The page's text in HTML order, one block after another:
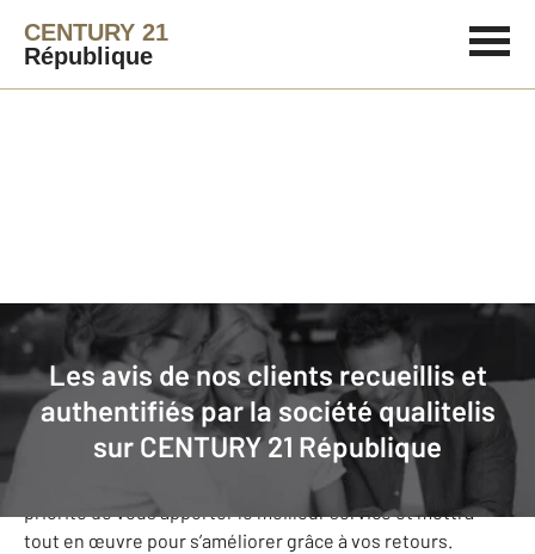
CENTURY 21
République
Les avis de nos clients recueillis et
authentifiés par la société qualitelis
sur CENTURY 21 République
Agence immobilière Avis de nos clients
CENTURY 21 République: nos clients
donnent leurs avis
Notre agence CENTURY 21 République s’est fixée comme
priorité de vous apporter le meilleur service et mettra
tout en œuvre pour s’améliorer grâce à vos retours.